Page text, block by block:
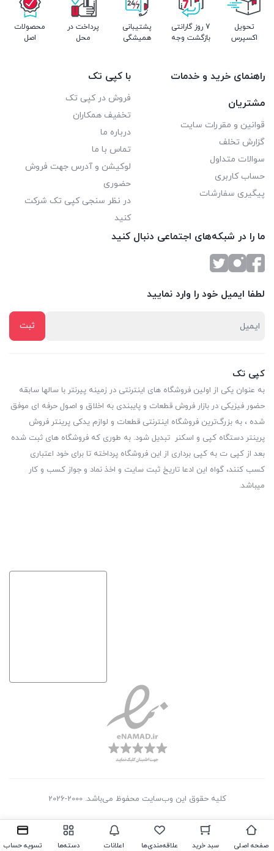
تحویل
اکسپرس
7 روز گارانتی
بازگشت وجه
پشتیبانی
همیشگی
پرداخت در
محل
محصولات
اصل
راهنمای خرید و خدمات
مشتریان
قوانین و مقررات سایت
گزارش تخلف
سوالات متداول
حساب کاربری
پیگیری سفارشات
با کپی تک
فروش در کپی تک
تخفیف همکاران
درباره ما
تماس با ما
لوکیشن و آدرس جهت فروش
حضوری
در نظر سنجی کپی تک شرکت
کنید
ما را در شبکه‌های اجتماعی دنبال کنید
لطفا ایمیل خود را وارد نمایید
کپی تک
به عنوان یکی از اولین فروشگاه های اینترنتی در زمینه پیرنتر با سالها سابقه
حضور فیزیکی در بازار فروش قطعات و پایبندی به اخلاق و اصول حرفه ای موفق
شده ، به بزرگ‌ترین فروشگاه اینترنتی قطعات و لوازم یدکی پرینتر فروش
پرینتر دستگاه کپی و اسکنر تبدیل شود. به طوری که فروشگاه های ثبت شده
بعد از کپی ت به کپی برداری از این فروشگاه پرداخته تا برای خود اعتباری
کسب کنند، گواه این ادعا تاریخ ثبت سایت و اخذ نماد و جواز کسب و کار
میباشد.
کلیه حقوق این وب‌سایت محفوظ می‌باشد. 2000-2026
صفحه اصلی سبد خرید علاقه‌مندی‌ها اعلانات دسته‌ها تسویه حساب